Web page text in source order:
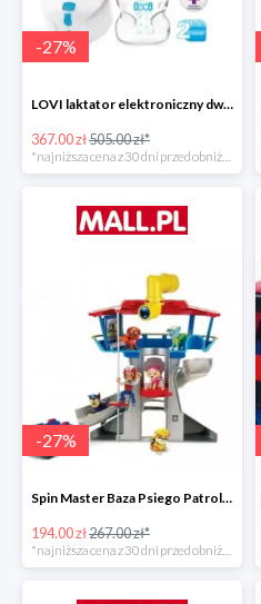
-27%
LOVI laktator elektroniczny dwufazowy Prolactis -27%
367.00 zł505.00 zł*
-27%
Spin Master Baza Psiego Patrolu -27%
194.00 zł267.00 zł*
*najniższa cena z 30 dni przed obniżką